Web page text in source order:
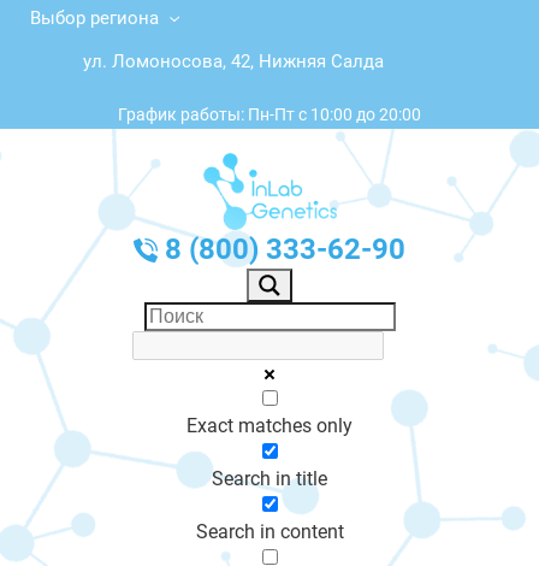
Выбор региона
ул. Ломоносова, 42, Нижняя Салда
График работы: Пн-Пт с 10:00 до 20:00
8 (800) 333-62-90
Exact matches only
Search in title
Search in content